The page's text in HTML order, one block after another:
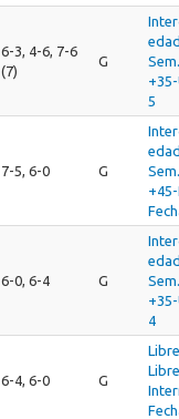
6-3, 4-6, 7-6
(7)
G
5
7-5, 6-0 G
6-0, 6-4 G
4
6-4, 6-0 G